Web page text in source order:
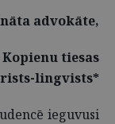
advokāte,
tiesas
lingvists*
ieguvusi